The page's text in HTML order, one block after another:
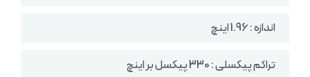
اندازه : 1.96 اینچ
تراکم پیکسلی : 330 پیکسل بر اینچ